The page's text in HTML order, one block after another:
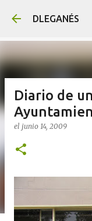
DLEGANÉS
Diario de
el junio 14, 2009